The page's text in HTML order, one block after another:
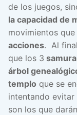
de los juegos,
la capacidad de
movimientos que
acciones. Al
que los 3
árbol
templo que se
intentando evitar
son los que